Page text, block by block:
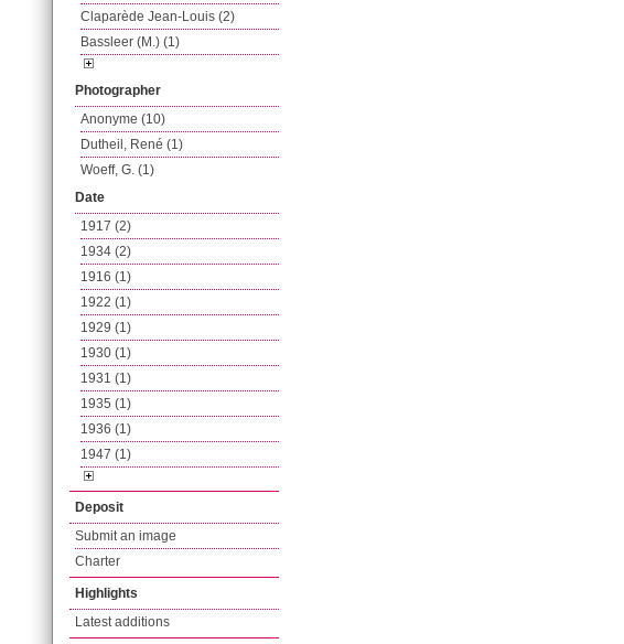
Claparède Jean-Louis (2)
Bassleer (M.) (1)
Photographer
Anonyme (10)
Dutheil, René (1)
Woeff, G. (1)
Date
1917 (2)
1934 (2)
1916 (1)
1922 (1)
1929 (1)
1930 (1)
1931 (1)
1935 (1)
1936 (1)
1947 (1)
Deposit
Submit an image
Charter
Highlights
Latest additions